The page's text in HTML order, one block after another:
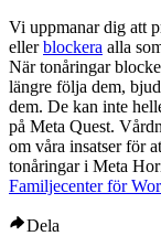
Vi uppmanar dig att
ellerblockera alla
När tonåringar
längre följa dem,
dem. De kan inte
på Meta Quest.
om våra insatser för
tonåringar i Meta
Familjecenter för
Dela